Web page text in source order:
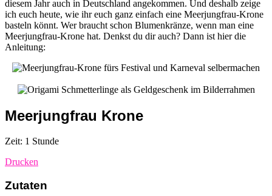
diesem Jahr auch in Deutschland angekommen. Und deshalb zeige
ich euch heute, wie ihr euch ganz einfach eine Meerjungfrau-Krone
basteln könnt. Wer braucht schon Blumenkränze, wenn man eine
Meerjungfrau-Krone hat. Denkst du dir auch? Dann ist hier die
Anleitung:
Meerjungfrau Krone
Zeit: 1 Stunde
Drucken
Zutaten